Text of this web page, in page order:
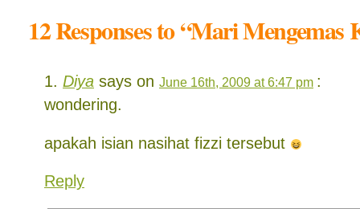
12 Responses to “Mari Mengemas
Diya says on June 16th, 2009 at 6:47 pm :
wondering.
apakah isian nasihat fizzi tersebut
Reply